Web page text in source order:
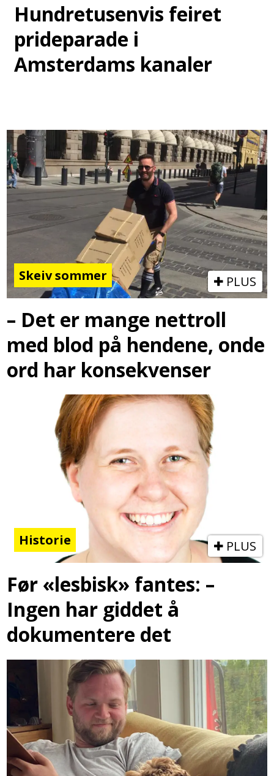
Hundretusenvis feiret
prideparade i
Amsterdams kanaler
Skeiv sommer PLUS
– Det er mange nettroll
med blod på hendene, onde
ord har konsekvenser
Historie PLUS
Før «lesbisk» fantes: –
Ingen har giddet å
dokumentere det